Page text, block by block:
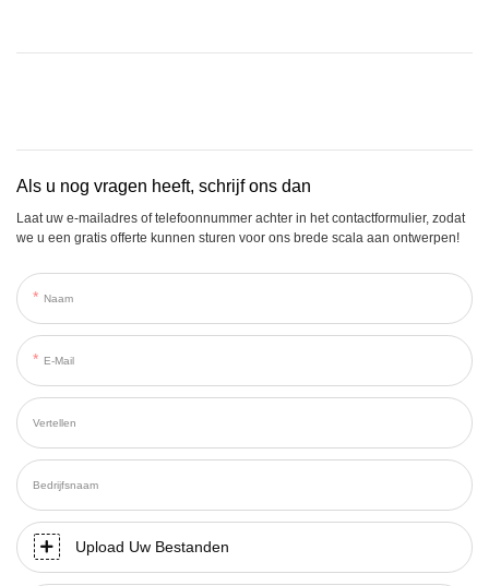
Als u nog vragen heeft, schrijf ons dan
Laat uw e-mailadres of telefoonnummer achter in het contactformulier, zodat
we u een gratis offerte kunnen sturen voor ons brede scala aan ontwerpen!
Naam
E-Mail
Vertellen
Bedrijfsnaam
Upload Uw Bestanden